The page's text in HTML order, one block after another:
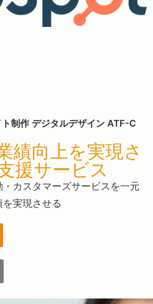
制作 デジタルデザイン ATF-C
績向上を実現さ
援サービス
カスタマーズサービスを一元
実現させる